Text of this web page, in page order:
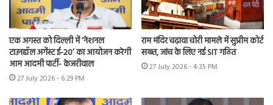
एक अगस्त को दिल्ली में ‘नेशनल
टाउनहॉल अगेंस्ट ई-20’ का आयोजन करेगी
आम आदमी पार्टी- केजरीवाल
27 July 2026 - 6:29 PM
राम मंदिर चढ़ावा चोरी मामले में सुप्रीम कोर्ट
सख्त, जांच के लिए नई SIT गठित
27 July 2026 - 4:35 PM